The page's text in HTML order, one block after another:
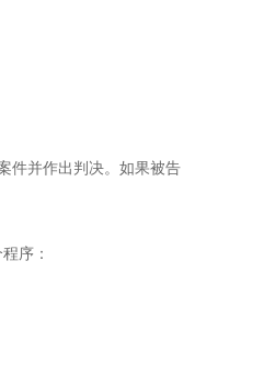
件并作出判决。如果被告
序：